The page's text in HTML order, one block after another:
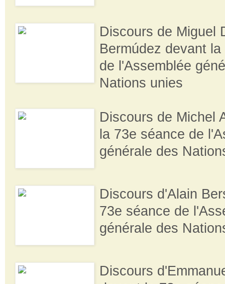
Discours de Miguel
Bermúdez devant
de l'Assemblée
Nations unies
Discours de Michel
la 73e séance de
générale des
Discours d'Alain
73e séance de
générale des
Discours